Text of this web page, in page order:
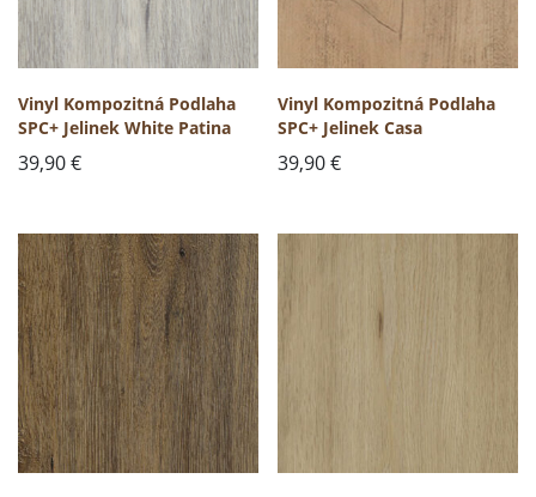
Vinyl Kompozitná Podlaha
SPC+ Jelinek White Patina
39,90€
Vinyl Kompozitná Podlaha
SPC+ Jelinek Casa
39,90€